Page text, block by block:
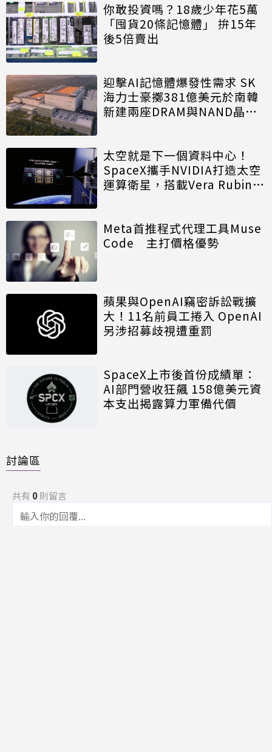
你敢投資嗎？18歲少年花5萬
「囤貨20條記憶體」 拚15年
後5倍賣出
迎擊AI記憶體爆發性需求 SK
海力士豪擲381億美元於南韓
新建兩座DRAM與NAND晶圓
太空就是下一個資料中心！
SpaceX攜手NVIDIA打造太空
運算衛星，搭載Vera Rubin運
Meta首推程式代理工具Muse
Code 主打價格優勢
蘋果與OpenAI竊密訴訟戰擴
大！11名前員工捲入 OpenAI
另涉招募歧視遭重罰
SpaceX上市後首份成績單：
AI部門營收狂飆 158億美元資
本支出揭露算力軍備代價
討論區
共有 0則留言